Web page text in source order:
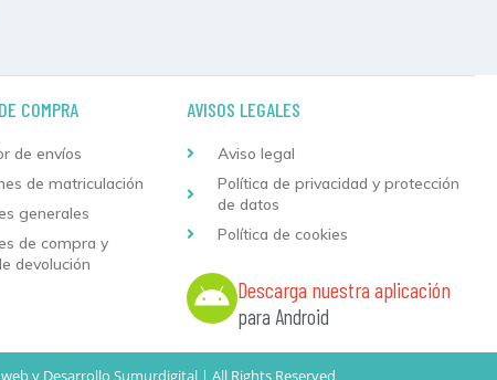
COMPRA
de envíos
de matriculación
generales
de compra y
devolución
AVISOS LEGALES
Aviso legal
Política de privacidad y protección
de datos
Política de cookies
Descarga nuestra aplicación
para Android
y Desarrollo Sumurdigital | All Rights Reserved